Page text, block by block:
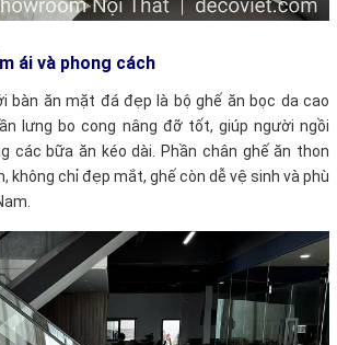
ái và phong cách
bàn ăn mặt đá đẹp là bộ ghế ăn bọc da cao
lưng bo cong nâng đỡ tốt, giúp người ngồi
các bữa ăn kéo dài. Phần chân ghế ăn thon
không chỉ đẹp mắt, ghế còn dễ vệ sinh và phù